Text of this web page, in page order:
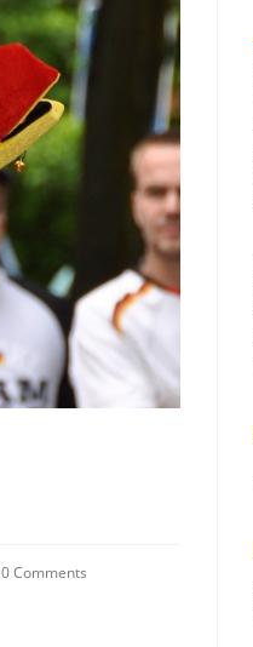
0 Comments